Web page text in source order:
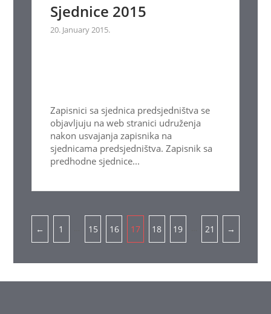
Sjednice 2015
20. January 2015.
Zapisnici sa sjednica predsjedništva se
objavljuju na web stranici udruženja
nakon usvajanja zapisnika na
sjednicama predsjedništva. Zapisnik sa
predhodne sjednice...
Pagination
← 1 15 16 17 18 19 21 →